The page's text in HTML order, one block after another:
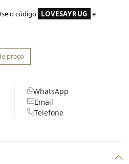
o código LOVESAYRUG e
preço
WhatsApp
Email
Telefone